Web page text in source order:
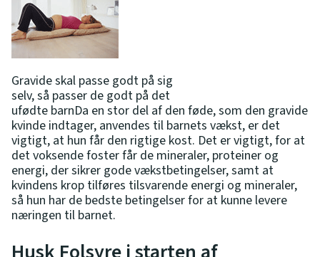
Gravide skal passe godt på sig
selv, så passer de godt på det
ufødte barnDa en stor del af den føde, som den gravide
kvinde indtager, anvendes til barnets vækst, er det
vigtigt, at hun får den rigtige kost. Det er vigtigt, for at
det voksende foster får de mineraler, proteiner og
energi, der sikrer gode vækstbetingelser, samt at
kvindens krop tilføres tilsvarende energi og mineraler,
så hun har de bedste betingelser for at kunne levere
næringen til barnet.